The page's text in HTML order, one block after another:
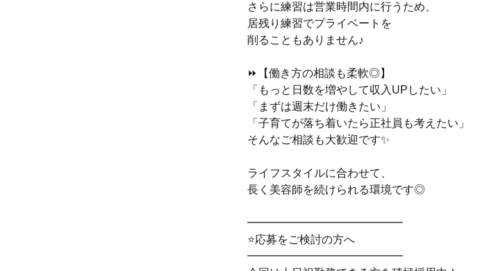
さらに練習は営業時間内に行うため、
居残り練習でプライベートを
削ることもありません♪
⏩【働き方の相談も柔軟◎】
「もっと日数を増やして収入UPしたい」
「まずは週末だけ働きたい」
「子育てが落ち着いたら正社員も考えたい」
そんなご相談も大歓迎です✨
ライフスタイルに合わせて、
長く美容師を続けられる環境です◎
━━━━━━━━━━━━━━
⭐応募をご検討の方へ
━━━━━━━━━━━━━━